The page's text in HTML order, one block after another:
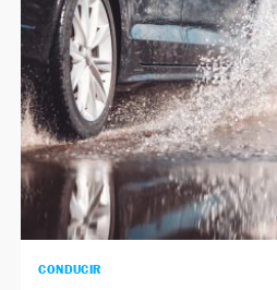
CONDUCIR